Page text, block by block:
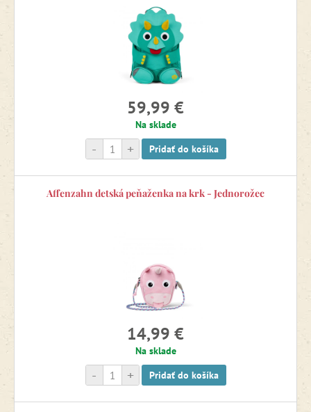
Obchodná značka Affenzahn patrí pod firmu Fond of Bags,
Nadácie Fair Wear
Foundation). Nadácia FWF sa snaží o zlepšenie podmienok
na pracoviskách textilného priemyslu. Znamená to, že
výrobky sú vyrobené v súlade s pracovnoprávnymi
59,99 €
Na sklade
+
- Pridať do košíka
Affenzahn detská peňaženka na krk - Jednorožec
14,99 €
Na sklade
+
- Pridať do košíka